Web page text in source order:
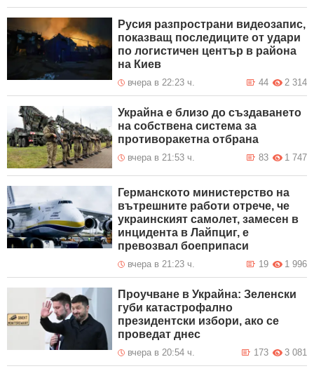
Русия разпространи видеозапис,
показващ последиците от удари
по логистичен център в района
на Киев
вчера в 22:23 ч. 2 314
44
Украйна е близо до създаването
на собствена система за
противоракетна отбрана
вчера в 21:53 ч. 1 747
83
Германското министерство на
вътрешните работи отрече, че
украинският самолет, замесен в
инцидента в Лайпциг, е
превозвал боеприпаси
вчера в 21:23 ч. 1 996
19
Проучване в Украйна: Зеленски
губи катастрофално
президентски избори, ако се
проведат днес
вчера в 20:54 ч. 3 081
173